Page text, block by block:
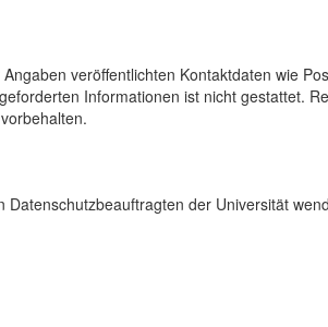
veröffentlichten Kontaktdaten wie
Informationen ist nicht gestattet.
der Universität